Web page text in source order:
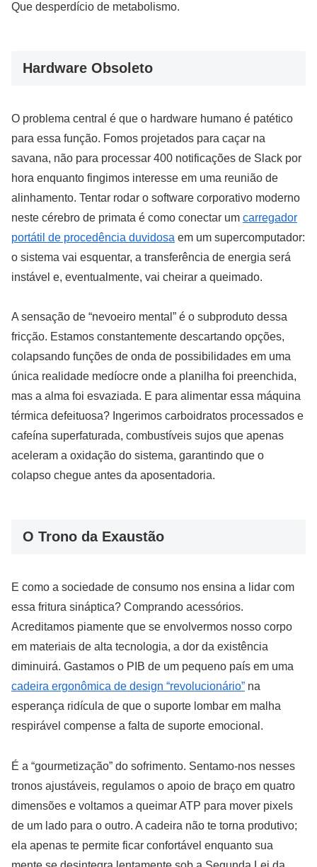
Que desperdício de metabolismo.
Hardware Obsoleto
O problema central é que o hardware humano é patético
para essa função. Fomos projetados para caçar na
savana, não para processar 400 notificações de Slack por
hora enquanto fingimos interesse em uma reunião de
alinhamento. Tentar rodar o software corporativo moderno
neste cérebro de primata é como conectar um carregador
portátil de procedência duvidosa em um supercomputador:
o sistema vai esquentar, a transferência de energia será
instável e, eventualmente, vai cheirar a queimado.
A sensação de “nevoeiro mental” é o subproduto dessa
fricção. Estamos constantemente descartando opções,
colapsando funções de onda de possibilidades em uma
única realidade medíocre onde a planilha foi preenchida,
mas a alma foi esvaziada. E para alimentar essa máquina
térmica defeituosa? Ingerimos carboidratos processados e
cafeína superfaturada, combustíveis sujos que apenas
aceleram a oxidação do sistema, garantindo que o
colapso chegue antes da aposentadoria.
O Trono da Exaustão
E como a sociedade de consumo nos ensina a lidar com
essa fritura sináptica? Comprando acessórios.
Acreditamos piamente que se envolvermos nosso corpo
em materiais de alta tecnologia, a dor da existência
diminuirá. Gastamos o PIB de um pequeno país em uma
cadeira ergonômica de design “revolucionário” na
esperança ridícula de que o suporte lombar em malha
respirável compense a falta de suporte emocional.
É a “gourmetização” do sofrimento. Sentamo-nos nesses
tronos ajustáveis, regulamos o apoio de braço em quatro
dimensões e voltamos a queimar ATP para mover pixels
de um lado para o outro. A cadeira não te torna produtivo;
ela apenas te permite ficar confortável enquanto sua